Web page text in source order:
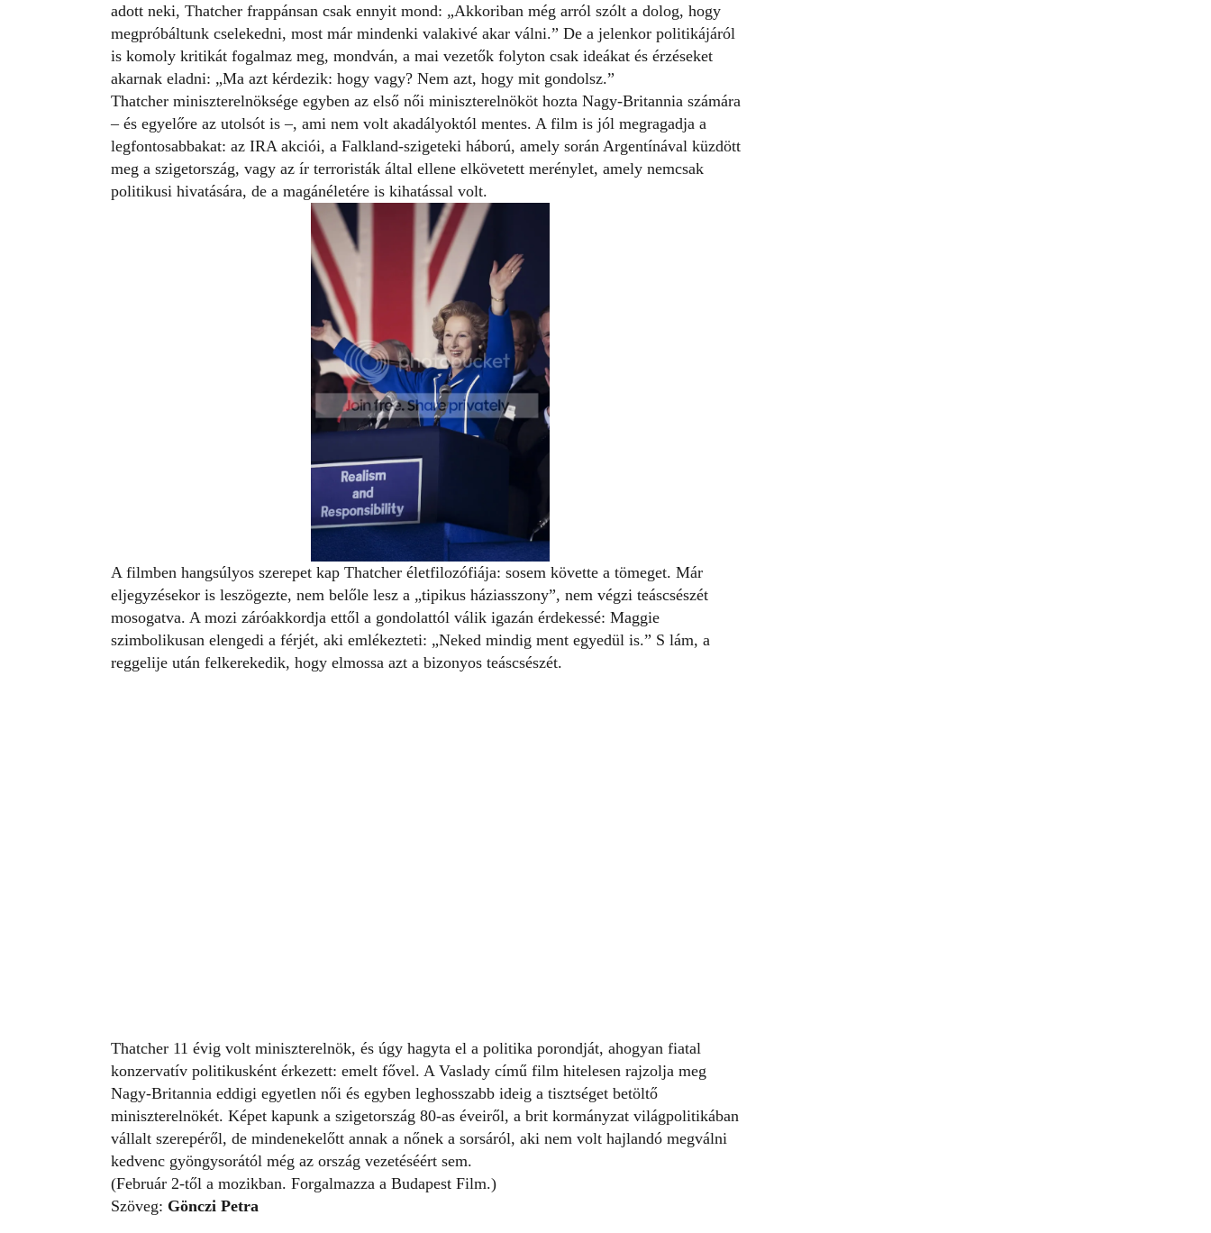
adott neki, Thatcher frappánsan csak ennyit mond: „Akkoriban még arról szólt a dolog, hogy
megpróbáltunk cselekedni, most már mindenki valakivé akar válni.” De a jelenkor politikájáról
is komoly kritikát fogalmaz meg, mondván, a mai vezetők folyton csak ideákat és érzéseket
akarnak eladni: „Ma azt kérdezik: hogy vagy? Nem azt, hogy mit gondolsz.”
Thatcher miniszterelnöksége egyben az első női miniszterelnököt hozta Nagy-Britannia számára
– és egyelőre az utolsót is –, ami nem volt akadályoktól mentes. A film is jól megragadja a
legfontosabbakat: az IRA akciói, a Falkland-szigeteki háború, amely során Argentínával küzdött
meg a szigetország, vagy az ír terroristák által ellene elkövetett merénylet, amely nemcsak
politikusi hivatására, de a magánéletére is kihatással volt.
A filmben hangsúlyos szerepet kap Thatcher életfilozófiája: sosem követte a tömeget. Már
eljegyzésekor is leszögezte, nem belőle lesz a „tipikus háziasszony”, nem végzi teáscsészét
mosogatva. A mozi záróakkordja ettől a gondolattól válik igazán érdekessé: Maggie
szimbolikusan elengedi a férjét, aki emlékezteti: „Neked mindig ment egyedül is.” S lám, a
reggelije után felkerekedik, hogy elmossa azt a bizonyos teáscsészét.
Thatcher 11 évig volt miniszterelnök, és úgy hagyta el a politika porondját, ahogyan fiatal
konzervatív politikusként érkezett: emelt fővel. A Vaslady című film hitelesen rajzolja meg
Nagy-Britannia eddigi egyetlen női és egyben leghosszabb ideig a tisztséget betöltő
miniszterelnökét. Képet kapunk a szigetország 80-as éveiről, a brit kormányzat világpolitikában
vállalt szerepéről, de mindenekelőtt annak a nőnek a sorsáról, aki nem volt hajlandó megválni
kedvenc gyöngysorától még az ország vezetéséért sem.
(Február 2-től a mozikban. Forgalmazza a Budapest Film.)
Szöveg: Gönczi Petra